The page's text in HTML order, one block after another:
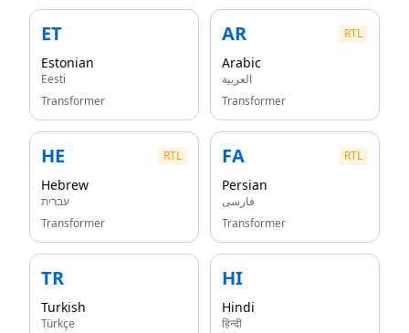
ET
Estonian
Eesti
Transformer
AR RTL
Arabic
العربية
Transformer
HE RTL
Hebrew
עברית
Transformer
FA RTL
Persian
فارسی
Transformer
TR
Turkish
Türkçe
HI
Hindi
हिन्दी